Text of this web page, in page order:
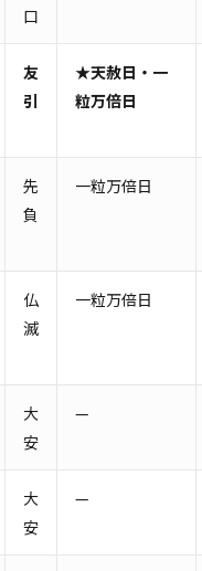
口
友
引
★天赦日・一
粒万倍日
先
負
一粒万倍日
仏
滅
一粒万倍日
大
安
—
大
安
—